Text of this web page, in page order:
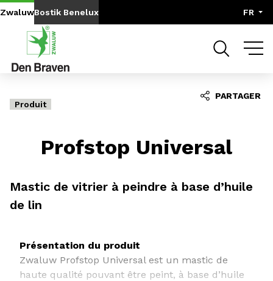
Aller au contenu
ZwaluwBostik Benelux FR
Produit
Profstop Universal
Mastic de vitrier à peindre à base d’huile
de lin
Présentation du produit
Zwaluw Profstop Universal est un mastic de
haute qualité pouvant être peint, à base d’huile
PARTAGER